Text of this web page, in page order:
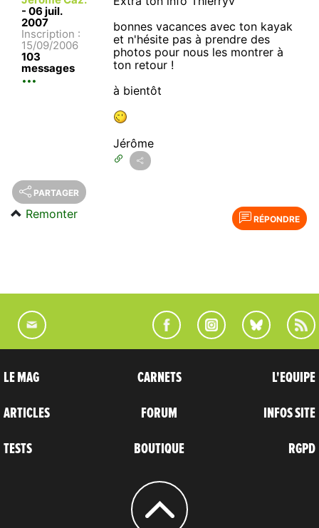
- 06 juil.
2007
Inscription :
15/09/2006
103
messages
bonnes vacances avec ton kayak
et n'hésite pas à prendre des
photos pour nous les montrer à
ton retour !
à bientôt
Jérôme
PARTAGER
RÉPONDRE
Remonter
LE MAG
ARTICLES
TESTS
CARNETS
FORUM
BOUTIQUE
L'EQUIPE
INFOS SITE
RGPD